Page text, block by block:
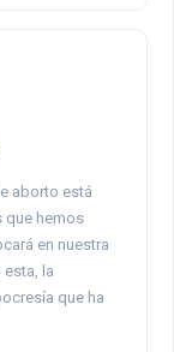
aborto está
que hemos
en nuestra
la
que ha